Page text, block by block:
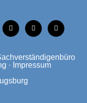
linkedinmobilemail
· Impressum